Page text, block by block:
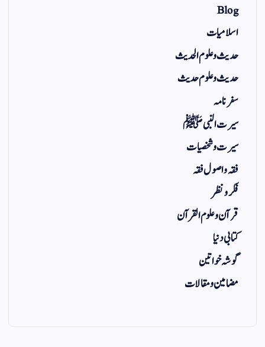
Blog
اسلامیات
حدیث و علوم الحدیث
حدیث و علوم حدیث
سفر نامہ
سیرت النبی ﷺ
سیرت و شخصیات
فقہ و اصول فقہ
فکر و نظر
قرآن و علوم القرآن
کتابی دنیا
گوشہ خواتین
مضامین و مقالات